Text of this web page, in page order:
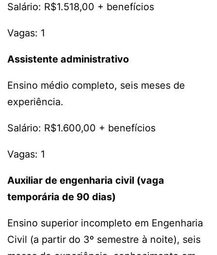
Salário: R$1.518,00 + benefícios
Vagas: 1
Assistente administrativo
Ensino médio completo, seis meses de
experiência.
Salário: R$1.600,00 + benefícios
Vagas: 1
Auxiliar de engenharia civil (vaga
temporária de 90 dias)
Ensino superior incompleto em Engenharia
Civil (a partir do 3º semestre à noite), seis